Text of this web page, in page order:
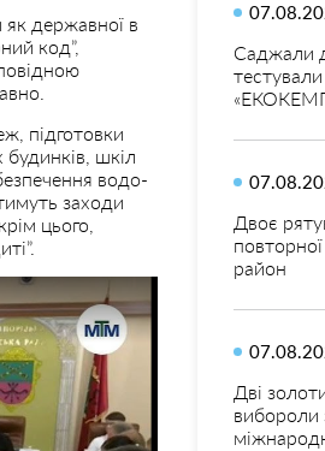
як державної в
код”,
підготовки
будинків, шкіл
водо-
заходи
цього,
Саджали
Двоє
район
Дві
вибороли